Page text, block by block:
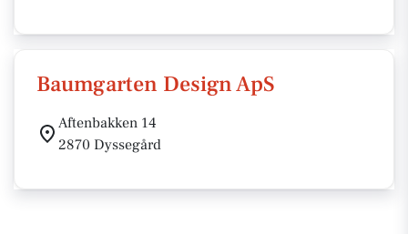
Baumgarten Design ApS
Aftenbakken 14
2870 Dyssegård